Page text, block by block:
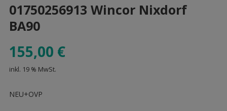
01750256913 Wincor Nixdorf
BA90
155,00 €
inkl. 19 % MwSt.
NEU+OVP